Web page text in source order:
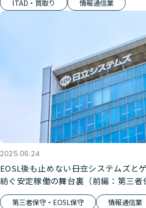
ITAD・買取り 情報通信業
2025.06.24
EOSL後も止めない――日立システムズと
紡ぐ安定稼働の舞台裏（前編：第三者
ス）
第三者保守・EOSL保守 情報通信業